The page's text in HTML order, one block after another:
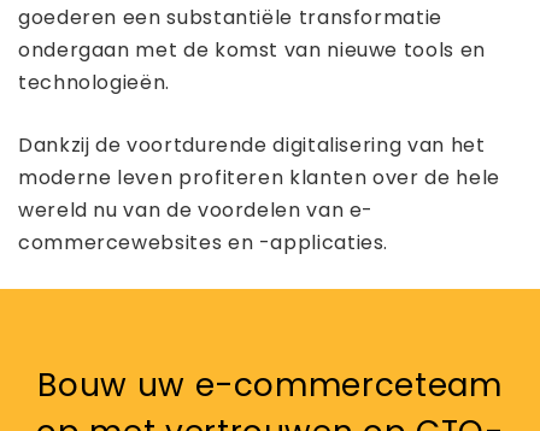
goederen een substantiële transformatie
ondergaan met de komst van nieuwe tools en
technologieën.
Dankzij de voortdurende digitalisering van het
moderne leven profiteren klanten over de hele
wereld nu van de voordelen van e-
commercewebsites en -applicaties.
Bouw uw e-commerceteam